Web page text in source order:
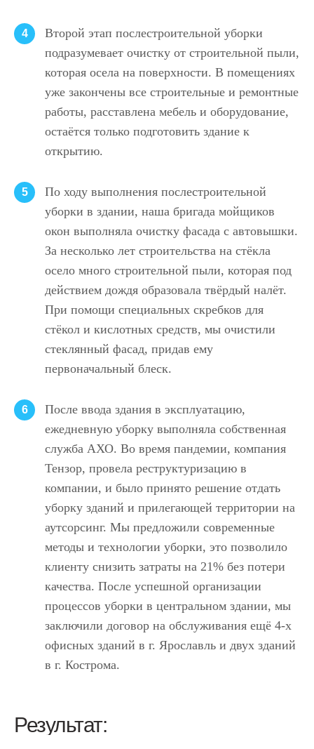
4
Второй этап послестроительной уборки
подразумевает очистку от строительной пыли,
которая осела на поверхности. В помещениях
уже закончены все строительные и ремонтные
работы, расставлена мебель и оборудование,
остаётся только подготовить здание к
открытию.
5
По ходу выполнения послестроительной
уборки в здании, наша бригада мойщиков
окон выполняла очистку фасада с автовышки.
За несколько лет строительства на стёкла
осело много строительной пыли, которая под
действием дождя образовала твёрдый налёт.
При помощи специальных скребков для
стёкол и кислотных средств, мы очистили
стеклянный фасад, придав ему
первоначальный блеск.
6
После ввода здания в эксплуатацию,
ежедневную уборку выполняла собственная
служба АХО. Во время пандемии, компания
Тензор, провела реструктуризацию в
компании, и было принято решение отдать
уборку зданий и прилегающей территории на
аутсорсинг. Мы предложили современные
методы и технологии уборки, это позволило
клиенту снизить затраты на 21% без потери
качества. После успешной организации
процессов уборки в центральном здании, мы
заключили договор на обслуживания ещё 4-х
офисных зданий в г. Ярославль и двух зданий
в г. Кострома.
Результат: